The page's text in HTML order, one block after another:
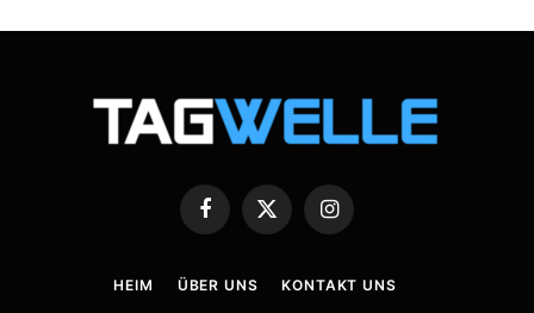
Facebook
X
(Twitter)
Instagram
HEIM ÜBER UNS
KONTAKT UNS